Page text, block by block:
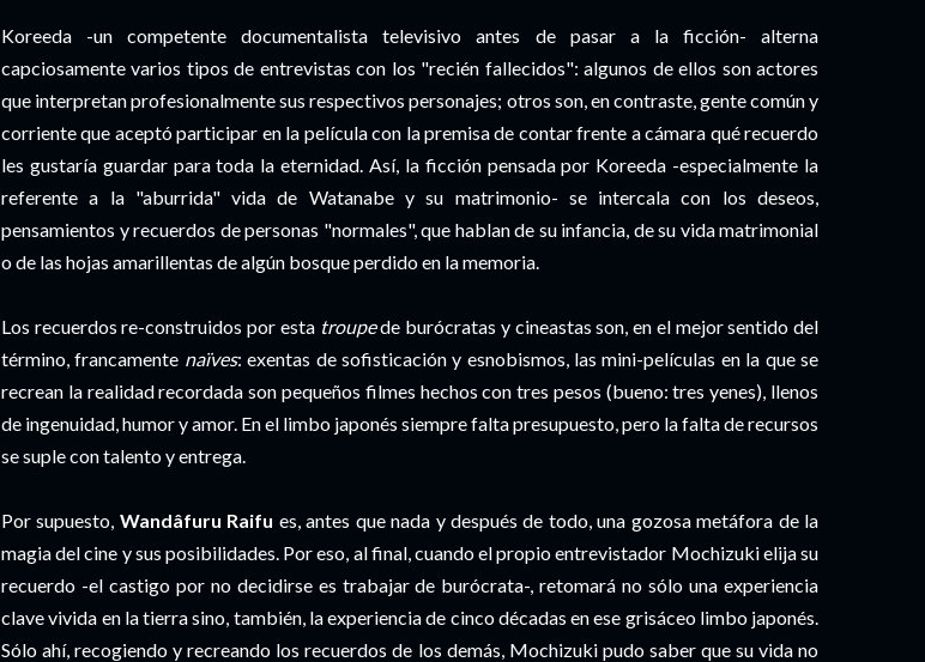
Koreeda -un competente documentalista televisivo antes de pasar a la ficción- alterna
capciosamente varios tipos de entrevistas con los "recién fallecidos": algunos de ellos son actores
que interpretan profesionalmente sus respectivos personajes; otros son, en contraste, gente común y
corriente que aceptó participar en la película con la premisa de contar frente a cámara qué recuerdo
les gustaría guardar para toda la eternidad. Así, la ficción pensada por Koreeda -especialmente la
referente a la "aburrida" vida de Watanabe y su matrimonio- se intercala con los deseos,
pensamientos y recuerdos de personas "normales", que hablan de su infancia, de su vida matrimonial
o de las hojas amarillentas de algún bosque perdido en la memoria.
Los recuerdos re-construidos por esta troupede burócratas y cineastas son, en el mejor sentido del
término, francamente naïves: exentas de sofisticación y esnobismos, las mini-películas en la que se
recrean la realidad recordada son pequeños filmes hechos con tres pesos (bueno: tres yenes), llenos
de ingenuidad, humor y amor. En el limbo japonés siempre falta presupuesto, pero la falta de recursos
se suple con talento y entrega.
Por supuesto, Wandâfuru Raifu es, antes que nada y después de todo, una gozosa metáfora de la
magia del cine y sus posibilidades. Por eso, al final, cuando el propio entrevistador Mochizuki elija su
recuerdo -el castigo por no decidirse es trabajar de burócrata-, retomará no sólo una experiencia
clave vivida en la tierra sino, también, la experiencia de cinco décadas en ese grisáceo limbo japonés.
Sólo ahí, recogiendo y recreando los recuerdos de los demás, Mochizuki pudo saber que su vida no